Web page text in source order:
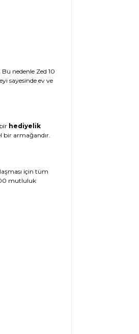
nedenle Zed 10
sayesinde ev ve
hediyelik
bir armağandır.
için tüm
mutluluk